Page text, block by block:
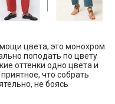
цвета, это монохром.
поподать по цвету
оттенки одно цвета и
что собрать
не боясь